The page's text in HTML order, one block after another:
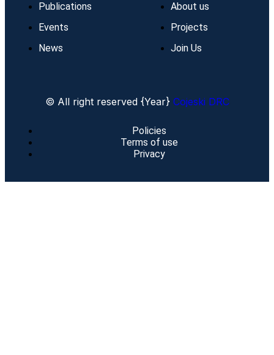
About us
Projects
Join Us
Publications
Events
News
© All right reserved {Year} Cojeski DRC
Policies
Terms of use
Privacy